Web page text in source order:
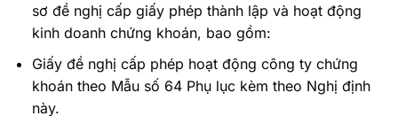
sơ đề nghị cấp giấy phép thành lập và hoạt động
kinh doanh chứng khoán, bao gồm:
Giấy đề nghị cấp phép hoạt động công ty chứng
khoán theo Mẫu số 64 Phụ lục kèm theo Nghị định
này.